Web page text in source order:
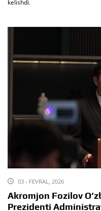
kelishdi.
03 - FEVRAL, 2026
Akromjon Fozilov
Prezidenti